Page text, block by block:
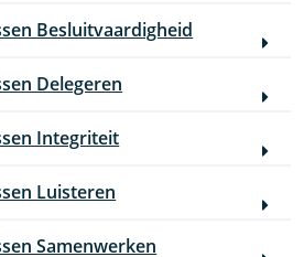
Besluitvaardigheid
Delegeren
Integriteit
Luisteren
Samenwerken